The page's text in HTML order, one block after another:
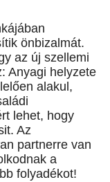
önbizalmát.
az új szellemi
Anyagi helyzete
alakul,
lehet, hogy
Az
partnerre van
a
folyadékot!